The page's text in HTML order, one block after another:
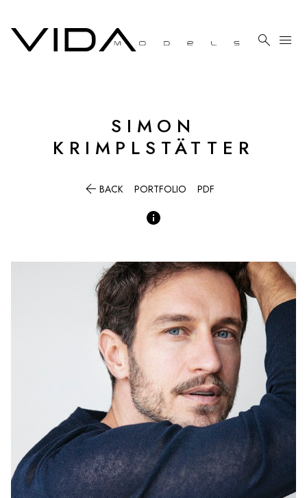
 menu
SIMON
KRIMPLSTÄTTER
 BACK PORTFOLIO PDF